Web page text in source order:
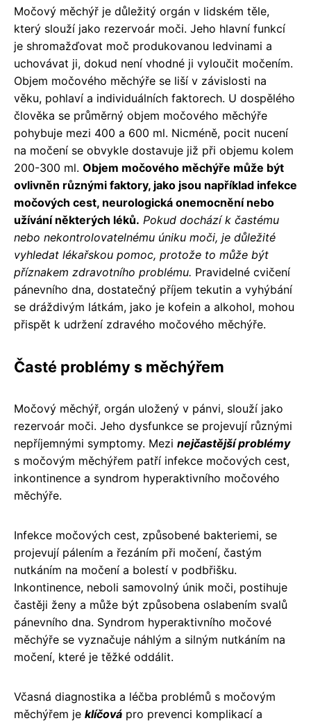
Močový měchýř je důležitý orgán v lidském těle,
který slouží jako rezervoár moči. Jeho hlavní funkcí
je shromažďovat moč produkovanou ledvinami a
uchovávat ji, dokud není vhodné ji vyloučit močením.
Objem močového měchýře se liší v závislosti na
věku, pohlaví a individuálních faktorech. U dospělého
člověka se průměrný objem močového měchýře
pohybuje mezi 400 a 600 ml. Nicméně, pocit nucení
na močení se obvykle dostavuje již při objemu kolem
200-300 ml. Objem močového měchýře může být
ovlivněn různými faktory, jako jsou například infekce
močových cest, neurologická onemocnění nebo
užívání některých léků. Pokud dochází k častému
nebo nekontrolovatelnému úniku moči, je důležité
vyhledat lékařskou pomoc, protože to může být
příznakem zdravotního problému. Pravidelné cvičení
pánevního dna, dostatečný příjem tekutin a vyhýbání
se dráždivým látkám, jako je kofein a alkohol, mohou
přispět k udržení zdravého močového měchýře.
Časté problémy s měchýřem
Močový měchýř, orgán uložený v pánvi, slouží jako
rezervoár moči. Jeho dysfunkce se projevují různými
nepříjemnými symptomy. Mezi nejčastější problémy
s močovým měchýřem patří infekce močových cest,
inkontinence a syndrom hyperaktivního močového
měchýře.
Infekce močových cest, způsobené bakteriemi, se
projevují pálením a řezáním při močení, častým
nutkáním na močení a bolestí v podbřišku.
Inkontinence, neboli samovolný únik moči, postihuje
častěji ženy a může být způsobena oslabením svalů
pánevního dna. Syndrom hyperaktivního močové
měchýře se vyznačuje náhlým a silným nutkáním na
močení, které je těžké oddálit.
Včasná diagnostika a léčba problémů s močovým
měchýřem je klíčová pro prevenci komplikací a